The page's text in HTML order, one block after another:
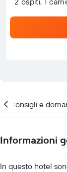
Consigli e
Informazioni
In questo hotel